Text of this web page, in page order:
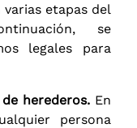
etapas del
se
legales para
herederos.En
persona